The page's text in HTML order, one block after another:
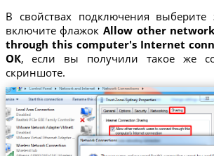
В свойствах подключения выберите
включите флажок Allow other
through this computer's Internet
ОК, если вы получили такое же
скриншоте.